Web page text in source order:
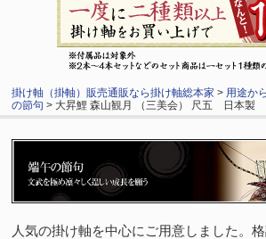
掛け軸（掛軸）販売通販なら掛け軸総本家 > 用途か
の節句 > 大昇鯉 森山観月 （三美会） 尺五 日本製
人気の掛け軸を中心にご用意しました。